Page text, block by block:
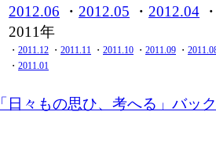
2012.06 ・ 2012.05 ・ 2012.04
2011年
・ 2011.12 ・ 2011.11 ・ 2011.10 ・ 2011.09 ・
・ 2011.01
「日々もの思ひ、考へる」バッ